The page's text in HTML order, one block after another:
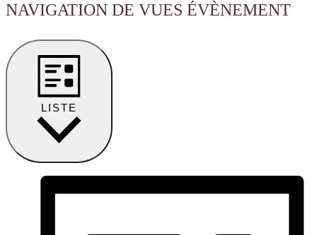
NAVIGATION DE VUES ÉVÈNEMENT
LISTE